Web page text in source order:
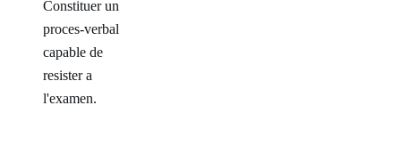
Constituer un
proces-verbal
capable de
resister a
l'examen.